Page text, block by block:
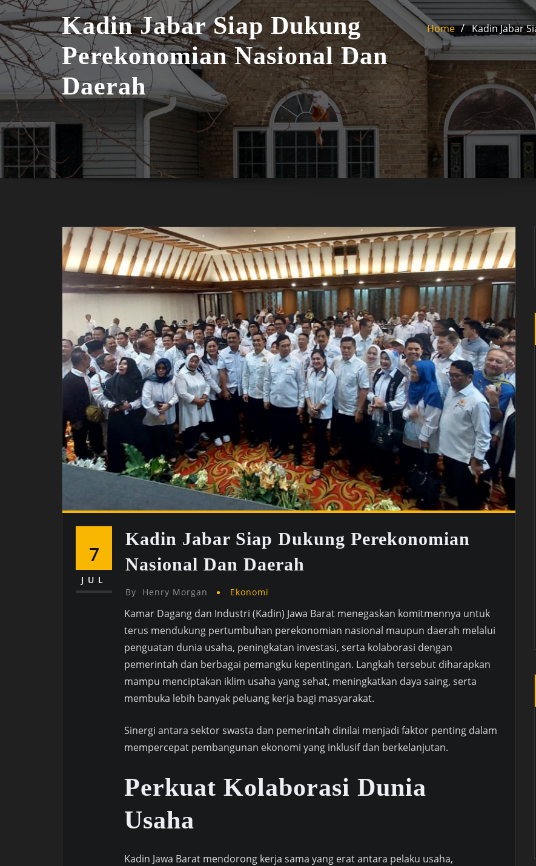
Kadin Jabar Siap Dukung
Perekonomian Nasional Dan
Daerah
Home Kadin Jabar
7
JUL
Kadin Jabar Siap Dukung Perekonomian
Nasional Dan Daerah
By Henry Morgan Ekonomi
Kamar Dagang dan Industri (Kadin) Jawa Barat menegaskan komitmennya untuk
terus mendukung pertumbuhan perekonomian nasional maupun daerah melalui
penguatan dunia usaha, peningkatan investasi, serta kolaborasi dengan
pemerintah dan berbagai pemangku kepentingan. Langkah tersebut diharapkan
mampu menciptakan iklim usaha yang sehat, meningkatkan daya saing, serta
membuka lebih banyak peluang kerja bagi masyarakat.
Sinergi antara sektor swasta dan pemerintah dinilai menjadi faktor penting dalam
mempercepat pembangunan ekonomi yang inklusif dan berkelanjutan.
Perkuat Kolaborasi Dunia
Usaha
Kadin Jawa Barat mendorong kerja sama yang erat antara pelaku usaha,